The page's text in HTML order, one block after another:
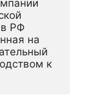
в РФ
на
к